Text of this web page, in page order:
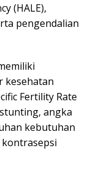
(HALE),
pengendalian
kesehatan
Fertility Rate
angka
kebutuhan